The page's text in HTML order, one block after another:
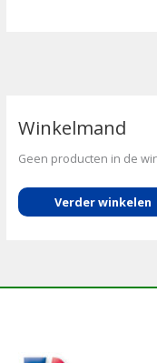
Winkelmand
Geen producten in de
Verder winkelen